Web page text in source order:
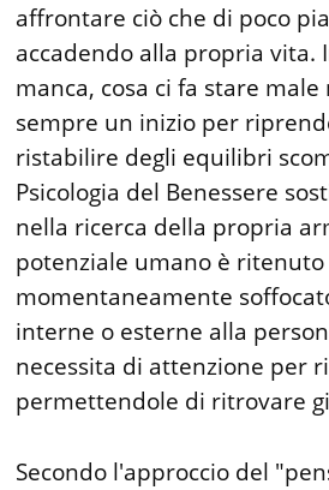
affrontare ciò che di poco
accadendo alla propria vita.
manca, cosa ci fa stare
sempre un inizio per
ristabilire degli equilibri
Psicologia del Benessere
nella ricerca della propria
potenziale umano è ritenuto
momentaneamente
interne o esterne alla
necessita di attenzione per
permettendole di ritrovare
Secondo l'approccio del